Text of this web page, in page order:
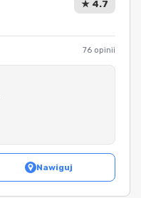
★ 4.7
76 opinii
Nawiguj